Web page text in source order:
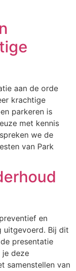
aan de orde
krachtige
parkeren is
met kennis
we de
van Park
en
uitgevoerd. Bij dit
presentatie
je deze
samenstellen van